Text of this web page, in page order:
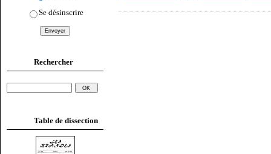
Se désinscrire
Rechercher
Table de dissection